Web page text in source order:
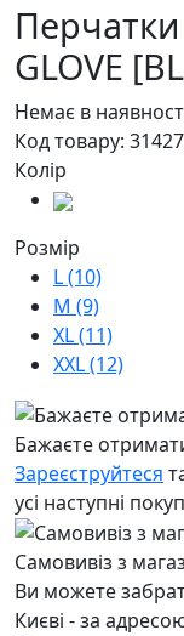
Перчатки
GLOVE
Немає в
Код товару: 31427
Колір
Розмір
L (10)
M (9)
XL (11)
XXL (12)
Бажаєте
Зареєструйтеся
усі наступні
Самовивіз з
Ви можете
Києві - за